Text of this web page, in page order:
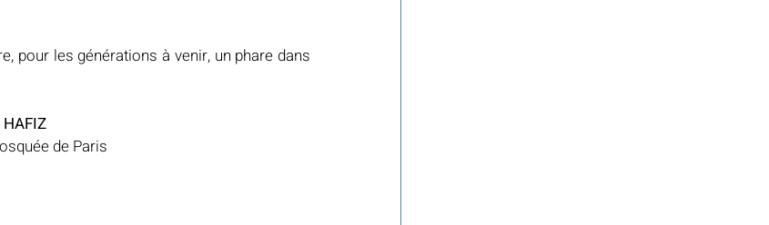
pour les générations à venir, un phare dans
de Paris